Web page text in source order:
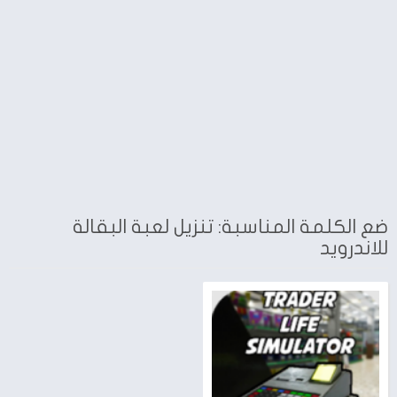
ضع الكلمة المناسبة: تنزيل لعبة البقالة
للاندرويد